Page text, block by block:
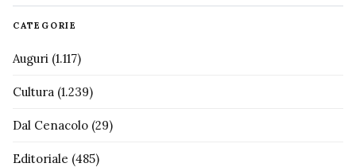
CATEGORIE
Auguri (1.117)
Cultura (1.239)
Dal Cenacolo (29)
Editoriale (485)